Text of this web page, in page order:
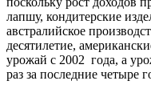
лапшу, кондитерские
австралийское
десятилетие,
урожай с 2002 года, а
раз за последние четыре